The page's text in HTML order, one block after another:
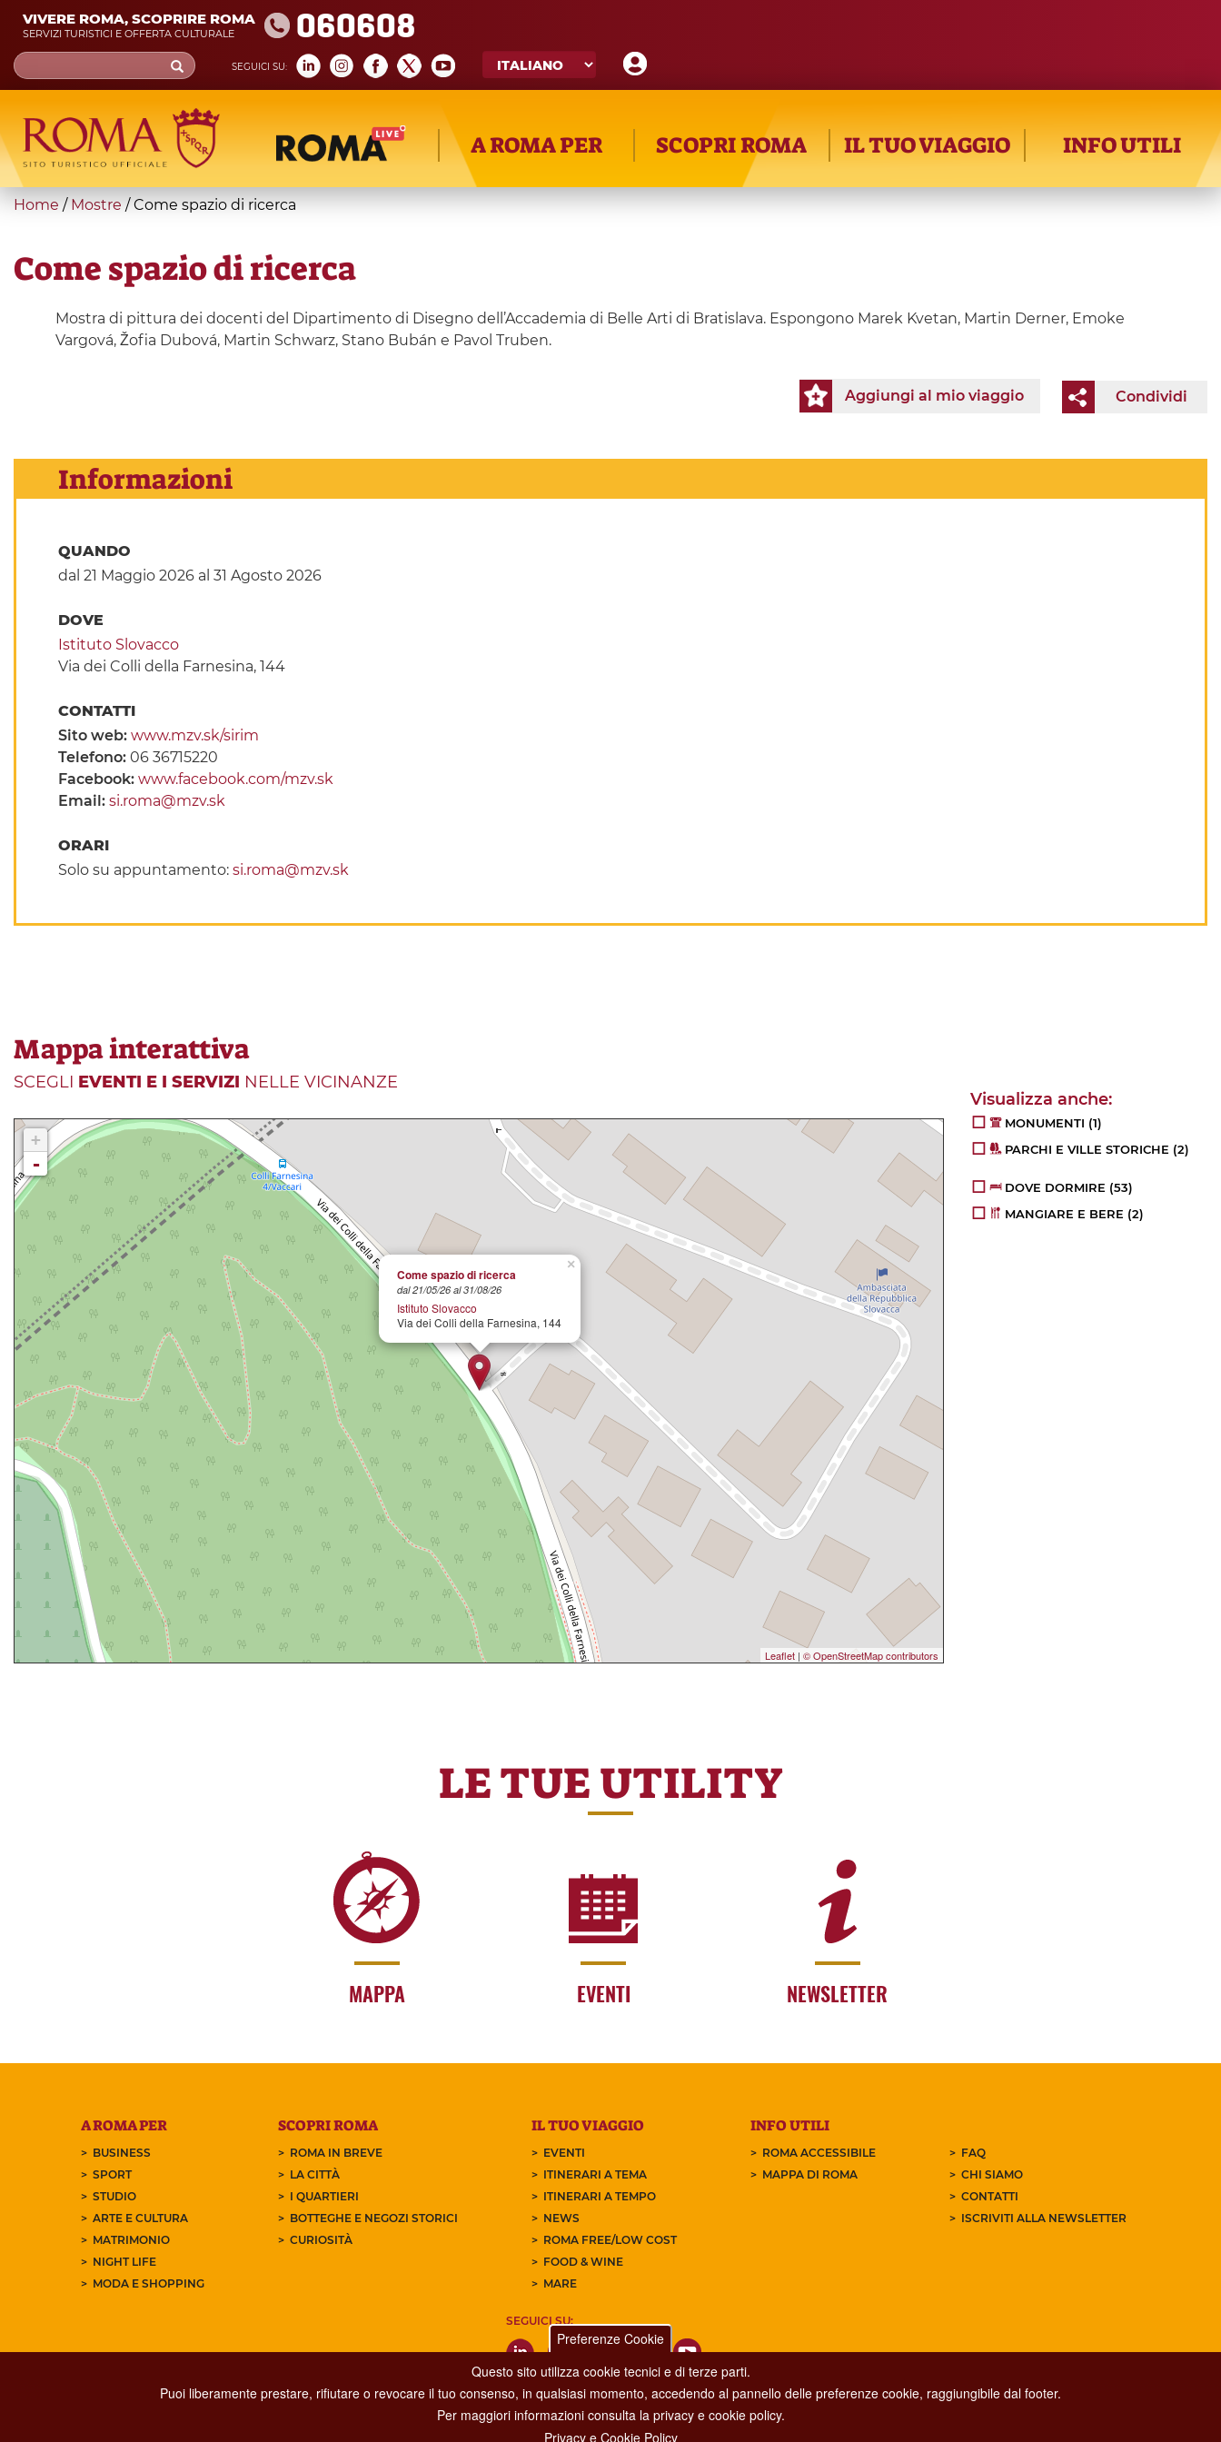
Skip
main
content
VIVERE ROMA, SCOPRIRE ROMA
SERVIZI TURISTICI E OFFERTA CULTURALE 060608
SEGUICI SU:
Search
form
Cerca
A ROMA PER SCOPRI ROMA IL TUO VIAGGIO INFO UTILI
You
here
Home / Mostre /Come spazio di ricerca
Come spazio di ricerca
Mostra di pittura dei docenti del Dipartimento di Disegno dell’Accademia di Belle Arti di Bratislava. Espongono Marek Kvetan, Martin Derner, Emoke
Vargová, Žofia Dubová, Martin Schwarz, Stano Bubán e Pavol Truben.
Condividi
Aggiungi al mio viaggio
Informazioni
QUANDO
dal 21 Maggio 2026al 31 Agosto 2026
DOVE
Istituto Slovacco
Via dei Colli della Farnesina, 144
CONTATTI
Sito web: www.mzv.sk/sirim
Telefono: 06 36715220
Facebook: www.facebook.com/mzv.sk
Email: si.roma@mzv.sk
ORARI
Solo su appuntamento: si.roma@mzv.sk
Mappa interattiva
SCEGLI EVENTI E I SERVIZI NELLE VICINANZE
×
Come spazio di ricerca
dal 21/05/26 al 31/08/26
Istituto Slovacco
Via dei Colli della Farnesina, 144
+
-
Leaflet | © OpenStreetMap contributors
MONUMENTI (1)
PARCHI E VILLE STORICHE (2)
DOVE DORMIRE (53)
MANGIARE E BERE (2)
LE TUE UTILITY
MAPPA EVENTI NEWSLETTER
A ROMA PER
BUSINESS
SPORT
STUDIO
ARTE E CULTURA
MATRIMONIO
NIGHT LIFE
MODA E SHOPPING
SCOPRI ROMA
ROMA IN BREVE
LA CITTÀ
I QUARTIERI
BOTTEGHE E NEGOZI STORICI
CURIOSITÀ
IL TUO VIAGGIO
EVENTI
ITINERARI A TEMA
ITINERARI A TEMPO
NEWS
ROMA FREE/LOW COST
FOOD & WINE
MARE
INFO UTILI
ROMA ACCESSIBILE
MAPPA DI ROMA
FAQ
CHI SIAMO
CONTATTI
ISCRIVITI ALLA NEWSLETTER
SEGUICI SU:
Preferenze Cookie
Questo sito utilizza cookie tecnici e di terze parti.
Puoi liberamente prestare, rifiutare o revocare il tuo consenso, in qualsiasi momento, accedendo al pannello delle preferenze cookie, raggiungibile dal footer.
Per maggiori informazioni consulta la privacy e cookie policy.
Privacy e Cookie Policy